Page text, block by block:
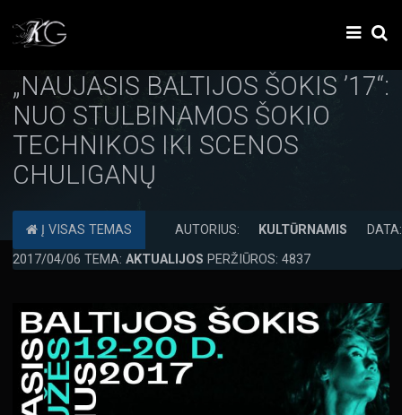
„NAUJASIS BALTIJOS ŠOKIS ’17“:
NUO STULBINAMOS ŠOKIO
TECHNIKOS IKI SCENOS
CHULIGANŲ
Į VISAS TEMAS AUTORIUS: KULTŪRNAMIS DATA:
2017/04/06 TEMA: AKTUALIJOS PERŽIŪROS: 4837